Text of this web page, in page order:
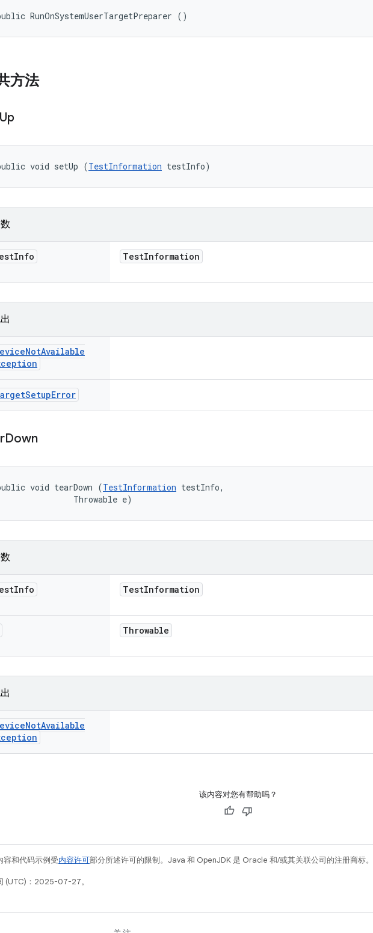
RunOnSystemUserTargetPreparer ()
方法
Up
void setUp (TestInformation testInfo)
Info TestInformation
NotAvailable
SetupError
Down
void tearDown (TestInformation testInfo,
Throwable e)
Info TestInformation
Throwable
NotAvailable
该内容对您有帮助吗？
容和代码示例受内容许可部分所述许可的限制。Java 和 OpenJDK 是 Oracle 和/或其关联公司的注册商标。
(UTC)：2025-07-27。